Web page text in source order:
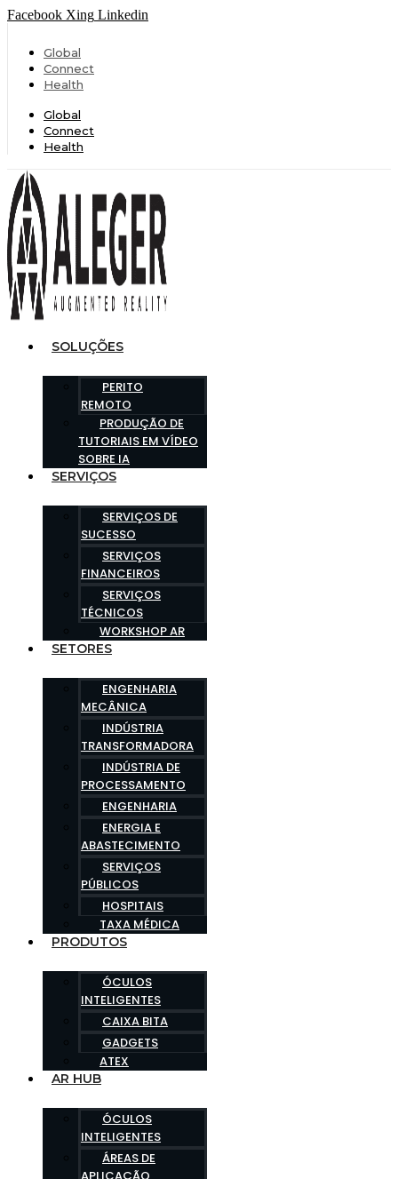
Facebook Xing Linkedin
Global
Connect
Health
Global
Connect
Health
SOLUÇÕES
PERITO
REMOTO
PRODUÇÃO DE
TUTORIAIS EM VÍDEO
SOBRE IA
SERVIÇOS
SERVIÇOS DE
SUCESSO
SERVIÇOS
FINANCEIROS
SERVIÇOS
TÉCNICOS
WORKSHOP AR
SETORES
ENGENHARIA
MECÂNICA
INDÚSTRIA
TRANSFORMADORA
INDÚSTRIA DE
PROCESSAMENTO
ENGENHARIA
ENERGIA E
ABASTECIMENTO
SERVIÇOS
PÚBLICOS
HOSPITAIS
TAXA MÉDICA
PRODUTOS
ÓCULOS
INTELIGENTES
CAIXA BITA
GADGETS
ATEX
AR HUB
ÓCULOS
INTELIGENTES
ÁREAS DE